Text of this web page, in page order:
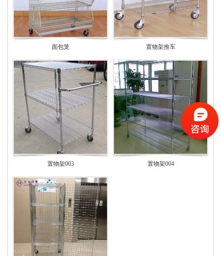
面包笼 置物架推车
置物架003 置物架004